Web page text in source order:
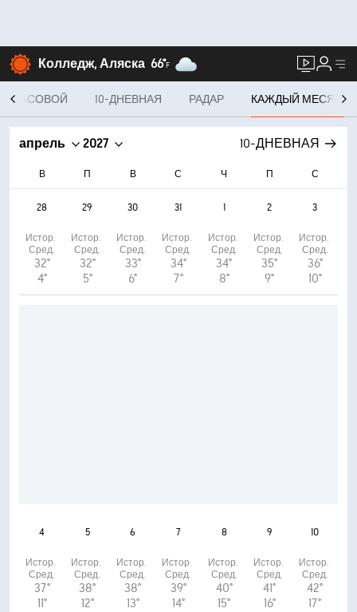
Колледж, Аляска 66°F
10-ДНЕВНАЯ РАДАР КАЖДЫЙ МЕСЯЦ
апрель 2027 10-ДНЕВНАЯ
В П В С Ч П С
28
Истор.
Сред.
32°
4°
29
Истор.
Сред.
32°
5°
30
Истор.
Сред.
33°
6°
31
Истор.
Сред.
34°
7°
1
Истор.
Сред.
34°
8°
2
Истор.
Сред.
35°
9°
3
Истор.
Сред.
36°
10°
4
Истор.
Сред.
37°
11°
5
Истор.
Сред.
38°
12°
6
Истор.
Сред.
38°
13°
7
Истор.
Сред.
39°
14°
8
Истор.
Сред.
40°
15°
9
Истор.
Сред.
41°
16°
10
Истор.
Сред.
42°
17°